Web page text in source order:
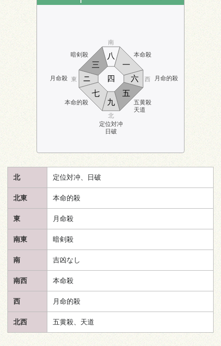
暗剣殺 本命殺
月命殺 月命的殺
本命的殺
定位対冲
日破
五黄殺
天道
南
北
東 西
九
一
ニ
三
四
五
六
七
八
北 定位対冲、日破
北東 本命的殺
東 月命殺
南東 暗剣殺
南 吉凶なし
南西 本命殺
西 月命的殺
北西 五黄殺、 天道